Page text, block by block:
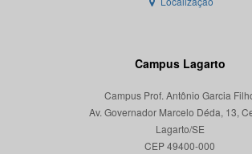
Campus Lagarto
Campus Prof. Antônio Garcia
Av. Governador Marcelo Déda, 13,
Lagarto/SE
CEP 49400-000